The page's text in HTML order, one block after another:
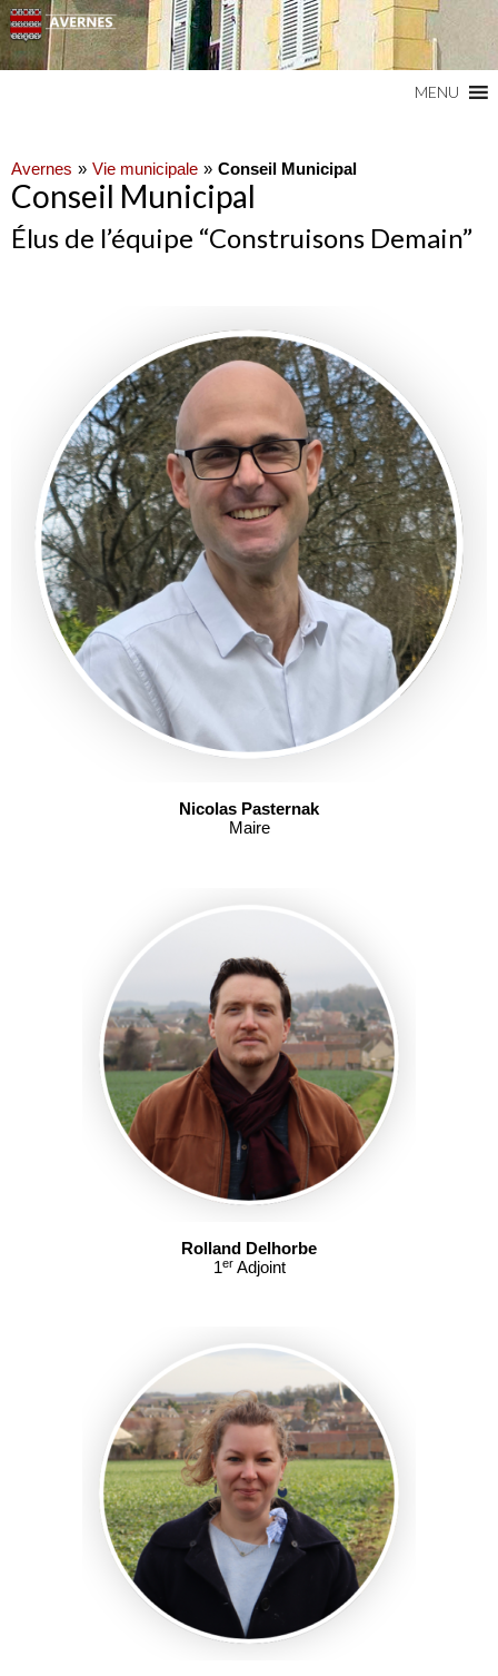
MENU
Avernes Vie municipale Conseil Municipal
Conseil Municipal
Élus de l’équipe “Construisons Demain”
Nicolas Pasternak
Maire
Rolland Delhorbe
1erAdjoint